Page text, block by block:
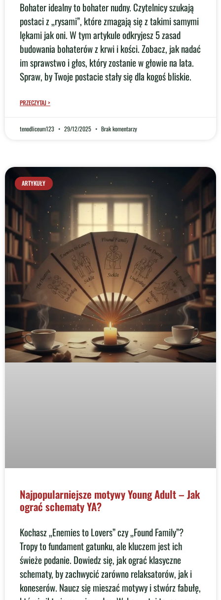
Bohater idealny to bohater nudny. Czytelnicy szukają
postaci z „rysami”, które zmagają się z takimi samymi
lękami jak oni. W tym artykule odkryjesz 5 zasad
budowania bohaterów z krwi i kości. Zobacz, jak nadać
im sprawstwo i głos, który zostanie w głowie na lata.
Spraw, by Twoje postacie stały się dla kogoś bliskie.
PRZECZYTAJ >
tenodliceum123 29/12/2025 Brak komentarzy
ARTYKUŁY
Najpopularniejsze motywy Young Adult – Jak
ograć schematy YA?
Kochasz „Enemies to Lovers” czy „Found Family”?
Tropy to fundament gatunku, ale kluczem jest ich
świeże podanie. Dowiedz się, jak ograć klasyczne
schematy, by zachwycić zarówno relaksatorów, jak i
koneserów. Naucz się mieszać motywy i stwórz fabułę,